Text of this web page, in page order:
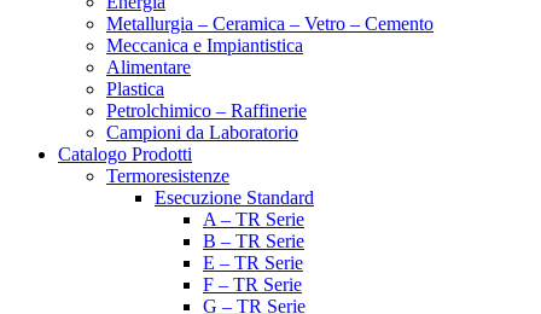
Metallurgia – Ceramica – Vetro – Cemento
Meccanica e Impiantistica
Alimentare
Plastica
Petrolchimico – Raffinerie
Campioni da Laboratorio
Catalogo Prodotti
Termoresistenze
Esecuzione Standard
A – TR Serie
B – TR Serie
E – TR Serie
F – TR Serie
G – TR Serie